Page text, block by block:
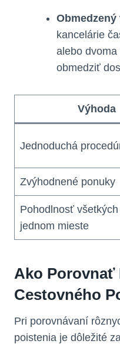
Obmedzený
kancelárie
alebo
obmedziť
Výhoda
Jednoduchá
Zvýhodnené ponuky
Pohodlnosť
jednom mieste
Ako Porovnať
Cestovného
Pri porovnávaní
poistenia je dôležité